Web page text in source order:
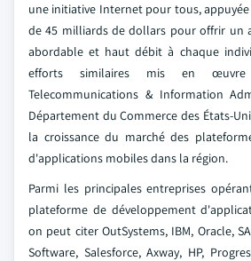
une initiative Internet pour tous,
de 45 milliards de dollars pour offrir un
abordable et haut débit à chaque
efforts similaires mis en
Telecommunications & Information
Département du Commerce des États-
la croissance du marché des
d'applications mobiles dans la région.
Parmi les principales entreprises
plateforme de développement
on peut citer OutSystems, IBM, Oracle,
Software, Salesforce, Axway, HP,